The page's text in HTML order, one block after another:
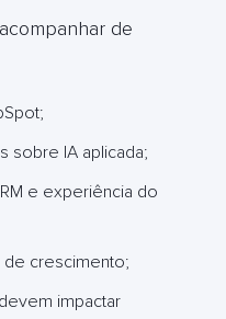
de
sobre IA aplicada;
e experiência do
crescimento;
impactar